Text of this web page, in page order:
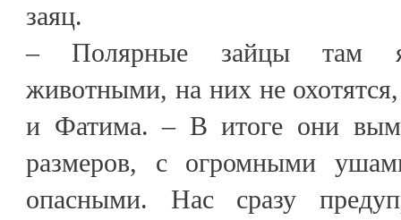
заяц.
– Полярные зайцы там
животными, на них не
и Фатима. – В итоге они
размеров, с огромными
опасными. Нас сразу